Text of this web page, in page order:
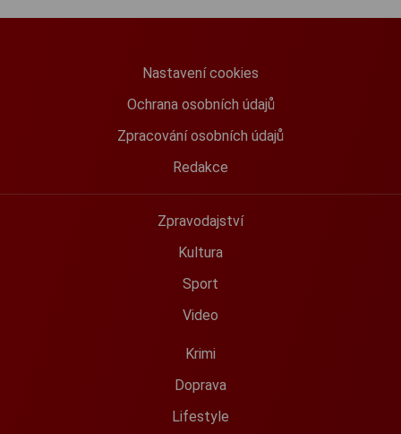
Nastavení cookies
Ochrana osobních údajů
Zpracování osobních údajů
Redakce
Zpravodajství
Kultura
Sport
Video
Krimi
Doprava
Lifestyle